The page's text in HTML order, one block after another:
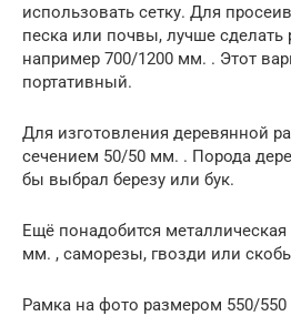
использовать сетку. Для
песка или почвы, лучше сделать
например 700/1200 мм. . Этот
портативный.
Для изготовления деревянной
сечением 50/50 мм. . Порода
бы выбрал березу или бук.
Ещё понадобится металлическая
мм. , саморезы, гвозди или
Рамка на фото размером 550/550